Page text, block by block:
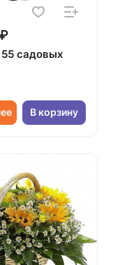
55 садовых
В корзину